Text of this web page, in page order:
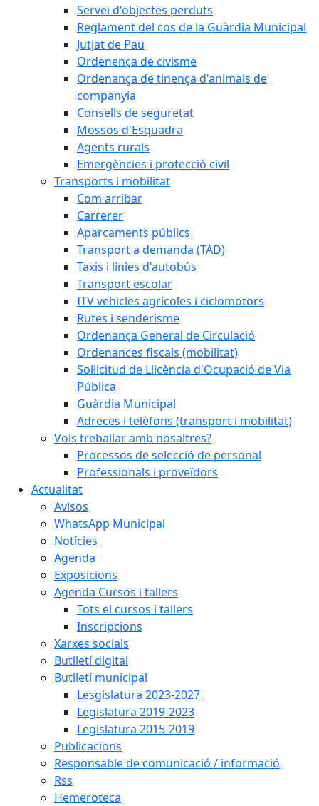
Servei d'objectes perduts
Reglament del cos de la Guàrdia Municipal
Jutjat de Pau
Ordenença de civisme
Ordenança de tinença d'animals de
companyia
Consells de seguretat
Mossos d'Esquadra
Agents rurals
Emergències i protecció civil
Transports i mobilitat
Com arribar
Carrerer
Aparcaments públics
Transport a demanda (TAD)
Taxis i línies d'autobús
Transport escolar
ITV vehicles agrícoles i ciclomotors
Rutes i senderisme
Ordenança General de Circulació
Ordenances fiscals (mobilitat)
Sol·licitud de Llicència d'Ocupació de Via
Pública
Guàrdia Municipal
Adreces i telèfons (transport i mobilitat)
Vols treballar amb nosaltres?
Processos de selecció de personal
Professionals i proveïdors
Actualitat
Avisos
WhatsApp Municipal
Notícies
Agenda
Exposicions
Agenda Cursos i tallers
Tots el cursos i tallers
Inscripcions
Xarxes socials
Butlletí digital
Butlletí municipal
Lesgislatura 2023-2027
Legislatura 2019-2023
Legislatura 2015-2019
Publicacions
Responsable de comunicació / informació
Rss
Hemeroteca